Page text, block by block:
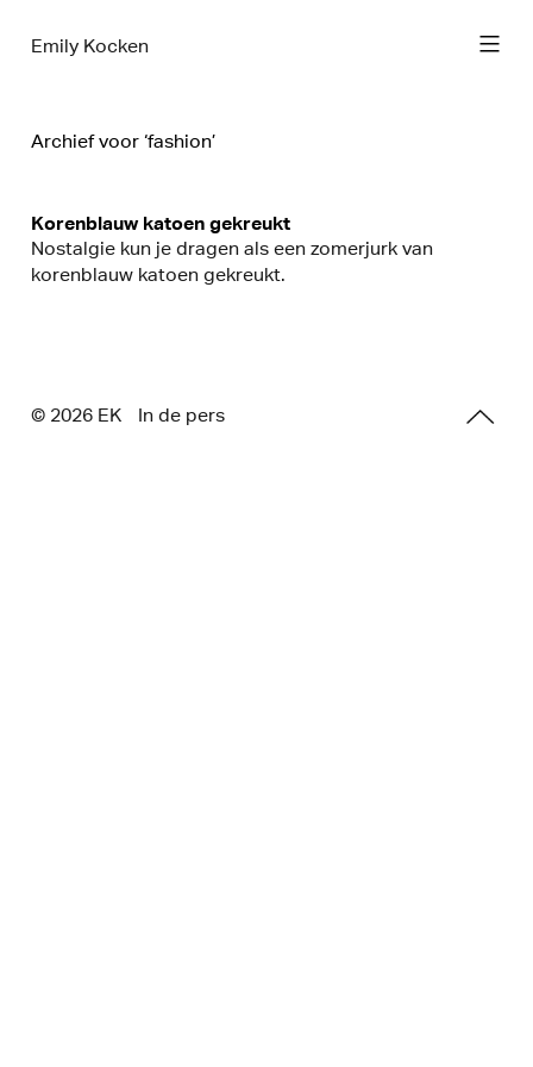
Emily Kocken
Archief voor ‘fashion’
Korenblauw katoen gekreukt
Nostalgie kun je dragen als een zomerjurk van
korenblauw katoen gekreukt.
© 2026 EK In de pers